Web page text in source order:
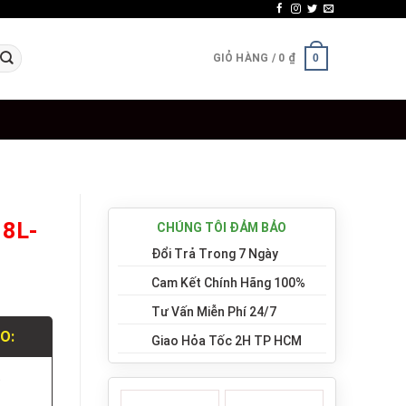
GIỎ HÀNG / 0 ₫ 0
CHÚNG TÔI ĐẢM BẢO
Đổi Trả Trong 7 Ngày
Cam Kết Chính Hãng 100%
Tư Vấn Miễn Phí 24/7
Giao Hỏa Tốc 2H TP HCM